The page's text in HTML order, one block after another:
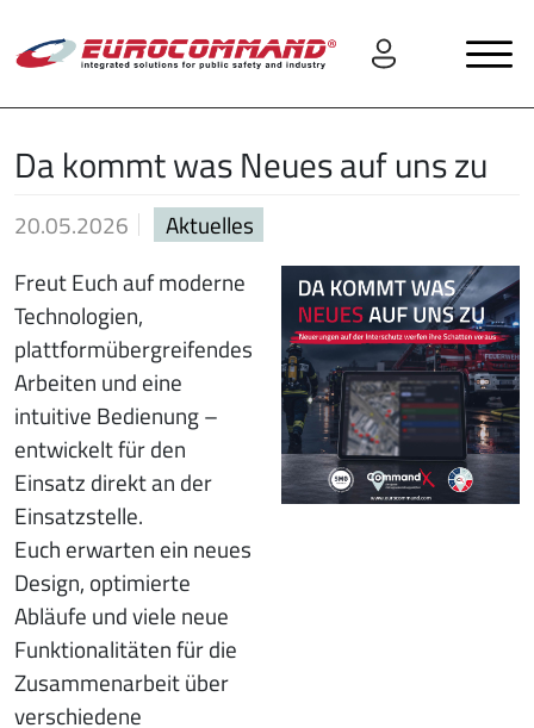
Da kommt was Neues auf uns zu
20.05.2026
Aktuelles
Freut Euch auf moderne
Technologien,
plattformübergreifendes
Arbeiten und eine
intuitive Bedienung –
entwickelt für den
Einsatz direkt an der
Einsatzstelle.
Euch erwarten ein neues
Design, optimierte
Abläufe und viele neue
Funktionalitäten für die
Zusammenarbeit über
verschiedene